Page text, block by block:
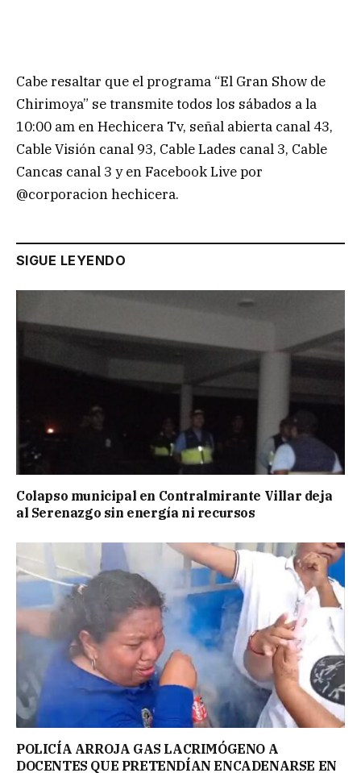
Cabe resaltar que el programa “El Gran Show de
Chirimoya” se transmite todos los sábados a la
10:00 am en Hechicera Tv, señal abierta canal 43,
Cable Visión canal 93, Cable Lades canal 3, Cable
Cancas canal 3 y en Facebook Live por
@corporacion hechicera.
SIGUE LEYENDO
Colapso municipal en Contralmirante Villar deja
al Serenazgo sin energía ni recursos
POLICÍA ARROJA GAS LACRIMÓGENO A
DOCENTES QUE PRETENDÍAN ENCADENARSE EN